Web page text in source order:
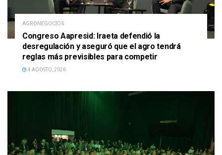
AGRONEGOCIOS
Congreso Aapresid: Iraeta defendió la
desregulación y aseguró que el agro tendrá
reglas más previsibles para competir
4 AGOSTO, 2026